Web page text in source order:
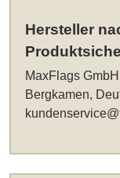
Hersteller
MaxFlags
Bergkamen,